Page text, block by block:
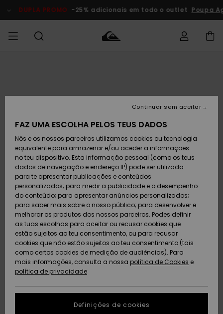
do
DUPLA PROMO -25% adicionais em todo o outlet Poupa
Calçado e
chinelos
Surfe/água
Snow
Artigos
recém-
chegados
Coleções
MENINO
Calçado e
chinelos
Surfe/água
Neve
Artigos
recém-
chegados
Highlights
MULHER
chegados
Highlights
Snow
SURF
Crianças
Highlights
Community
SNOW
Artigos
Criança
Snow Shop
Feminino
Highlights
Community
DUPLA
PROMO
Criança
Outlet
Mulher
AJUDA
Devoluções
Pagamento
Cartão
presente
Quiksilver
Freedom
Protecção de
dados
Guia de
tamanhos
SUSTAINABILITY
FAZ UMA ESCOLHA PELOS TEUS DADOS
Nós e os nossos parceiros utilizamos cookies ou tecnologia
equivalente para armazenar e/ou aceder a informações
no teu dispositivo. Esta informação pessoal (como os teus
dados de navegação e endereço IP) pode ser utilizada
para te apresentar publicações e conteúdos
personalizados; para medir a publicidade e o desempenho
do conteúdo; para apresentar anúncios personalizados;
para saber mais sobre o nosso público; para desenvolver e
melhorar os produtos dos nossos parceiros. Podes definir
as tuas escolhas para aceitar ou recusar cookies que
estão sujeitos ao teu consentimento, ou para recusar
cookies que não estão sujeitos ao teu consentimento (tais
como certos cookies de medição de audiências). Para
mais informações, consulta a nossa política de Cookies e
política de privacidade
Definições de cookies
Continuar sem aceitar